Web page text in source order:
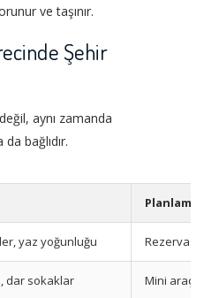
ve taşınır.
Şehir
aynı zamanda
bağlıdır.
Planlama
yaz yoğunluğu
dar sokaklar Mini araç